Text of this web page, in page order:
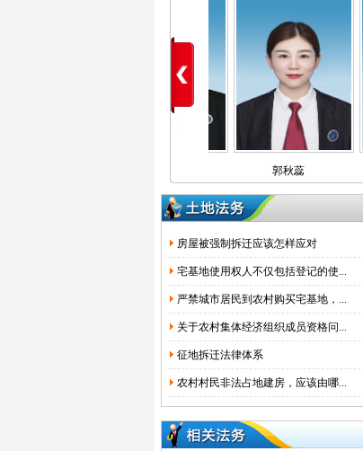
郭秋蕊
房屋被强制拆迁应该怎样应对
宅基地使用权人不仅包括登记的使...
严禁城市居民到农村购买宅基地，...
关于农村集体经济组织成员资格问...
征地拆迁法律体系
农村村民非法占地建房，应该由哪...